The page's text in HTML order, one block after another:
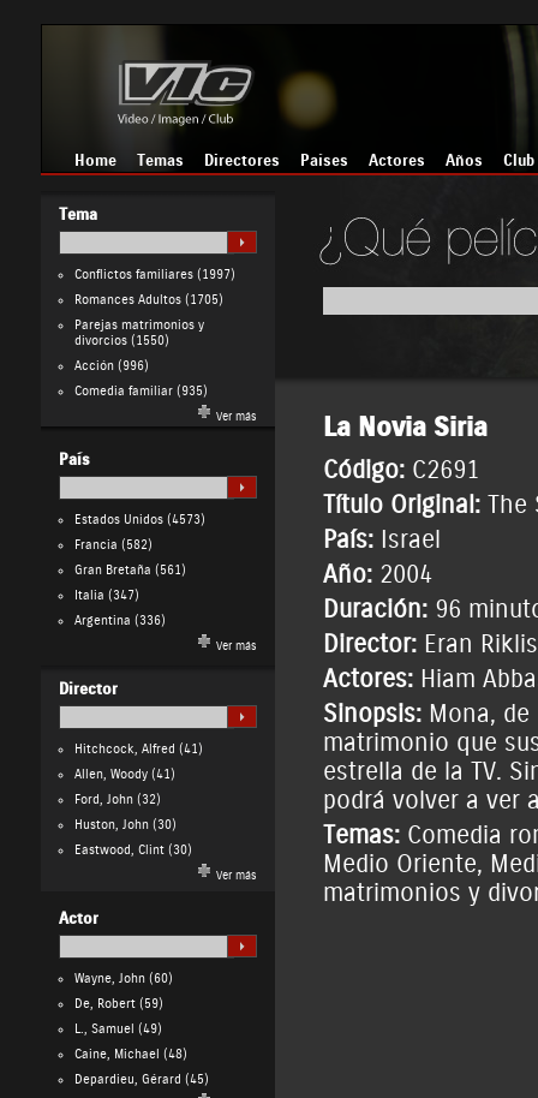
Home Temas Directores Países Actores Años Club
Tema
Conflictos familiares(1997)
Romances Adultos(1705)
Parejas matrimonios y
divorcios(1550)
Acción(996)
Comedia familiar(935)
Ver más
País
Estados Unidos(4573)
Francia (582)
Gran Bretaña (561)
Italia (347)
Argentina (336)
Ver más
Director
Hitchcock, Alfred (41)
Allen, Woody(41)
Ford, John(32)
Huston, John(30)
Eastwood, Clint(30)
Ver más
Actor
Wayne, John(60)
De, Robert(59)
L., Samuel (49)
Caine, Michael (48)
Depardieu, Gérard (45)
La Novia Siria
Código: C2691
Título Original: The
País: Israel
Año: 2004
Duración: 96
Director: Eran Riklis
Actores: Hiam
Sinopsis:Mona, de
matrimonio que
estrella de la TV.
podrá volver a ver
Temas: Comedia
Medio Oriente,
matrimonios y